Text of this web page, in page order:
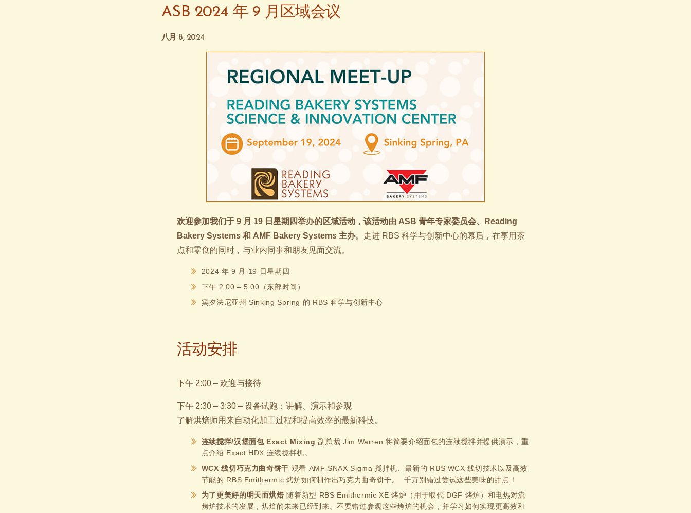
ASB 2024 年 9 月区域会议
八月 8, 2024
欢迎参加我们于 9 月 19 日星期四举办的区域活动，该活动由 ASB 青年专家委员会、Reading
Bakery Systems 和 AMF Bakery Systems 主办。走进 RBS 科学与创新中心的幕后，在享用茶
点和零食的同时，与业内同事和朋友见面交流。
2024 年 9 月 19 日星期四
下午 2:00 – 5:00（东部时间）
宾夕法尼亚州 Sinking Spring 的 RBS 科学与创新中心
活动安排
下午 2:00 – 欢迎与接待
下午 2:30 – 3:30 – 设备试跑：讲解、演示和参观
了解烘焙师用来自动化加工过程和提高效率的最新科技。
连续搅拌/汉堡面包 Exact Mixing副总裁 Jim Warren 将简要介绍面包的连续搅拌并提供演示，重
点介绍 Exact HDX 连续搅拌机。
WCX 线切巧克力曲奇饼干 观看 AMF SNAX Sigma 搅拌机、最新的 RBS WCX 线切技术以及高效
节能的 RBS Emithermic 烤炉如何制作出巧克力曲奇饼干。 千万别错过尝试这些美味的甜点！
为了更美好的明天而烘焙 随着新型 RBS Emithermic XE 烤炉（用于取代 DGF 烤炉）和电热对流
烤炉技术的发展，烘焙的未来已经到来。不要错过参观这些烤炉的机会，并学习如何实现更高效和